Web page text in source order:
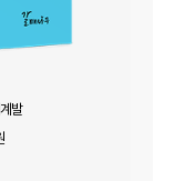
발